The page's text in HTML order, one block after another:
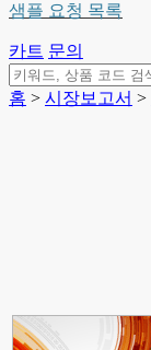
샘플 요청 목록
카트 문의
홈 > 시장보고서 >